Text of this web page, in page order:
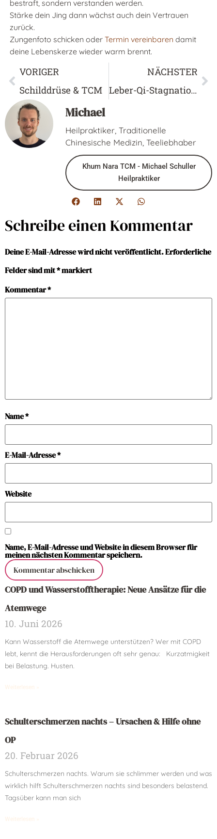
bestraft, sondern verstanden werden.
Stärke dein Jing dann wächst auch dein Vertrauen
zurück.
Zungenfoto schicken oder Termin vereinbaren damit
deine Lebenskerze wieder warm brennt.
VORIGER
Schilddrüse & TCM
NÄCHSTER
Leber-Qi-Stagnation in der TCM
Michael
Heilpraktiker, Traditionelle
Chinesische Medizin, Teeliebhaber
Khum Nara TCM - Michael Schuller
Heilpraktiker
Schreibe einen Kommentar
Deine E-Mail-Adresse wird nicht veröffentlicht.Erforderliche
Felder sind mit*markiert
Kommentar*
Name*
E-Mail-Adresse*
Website
Name, E-Mail-Adresse und Website in diesem Browser für
meinen nächsten Kommentar speichern.
COPD und Wasserstofftherapie: Neue Ansätze für die
Atemwege
10. Juni 2026
Kann Wasserstoff die Atemwege unterstützen? Wer mit COPD
lebt, kennt die Herausforderungen oft sehr genau: Kurzatmigkeit
bei Belastung. Husten.
Weiterlesen »
Schulterschmerzen nachts – Ursachen & Hilfe ohne
OP
20. Februar 2026
Schulterschmerzen nachts. Warum sie schlimmer werden und was
wirklich hilft Schulterschmerzen nachts sind besonders belastend.
Tagsüber kann man sich
Weiterlesen »